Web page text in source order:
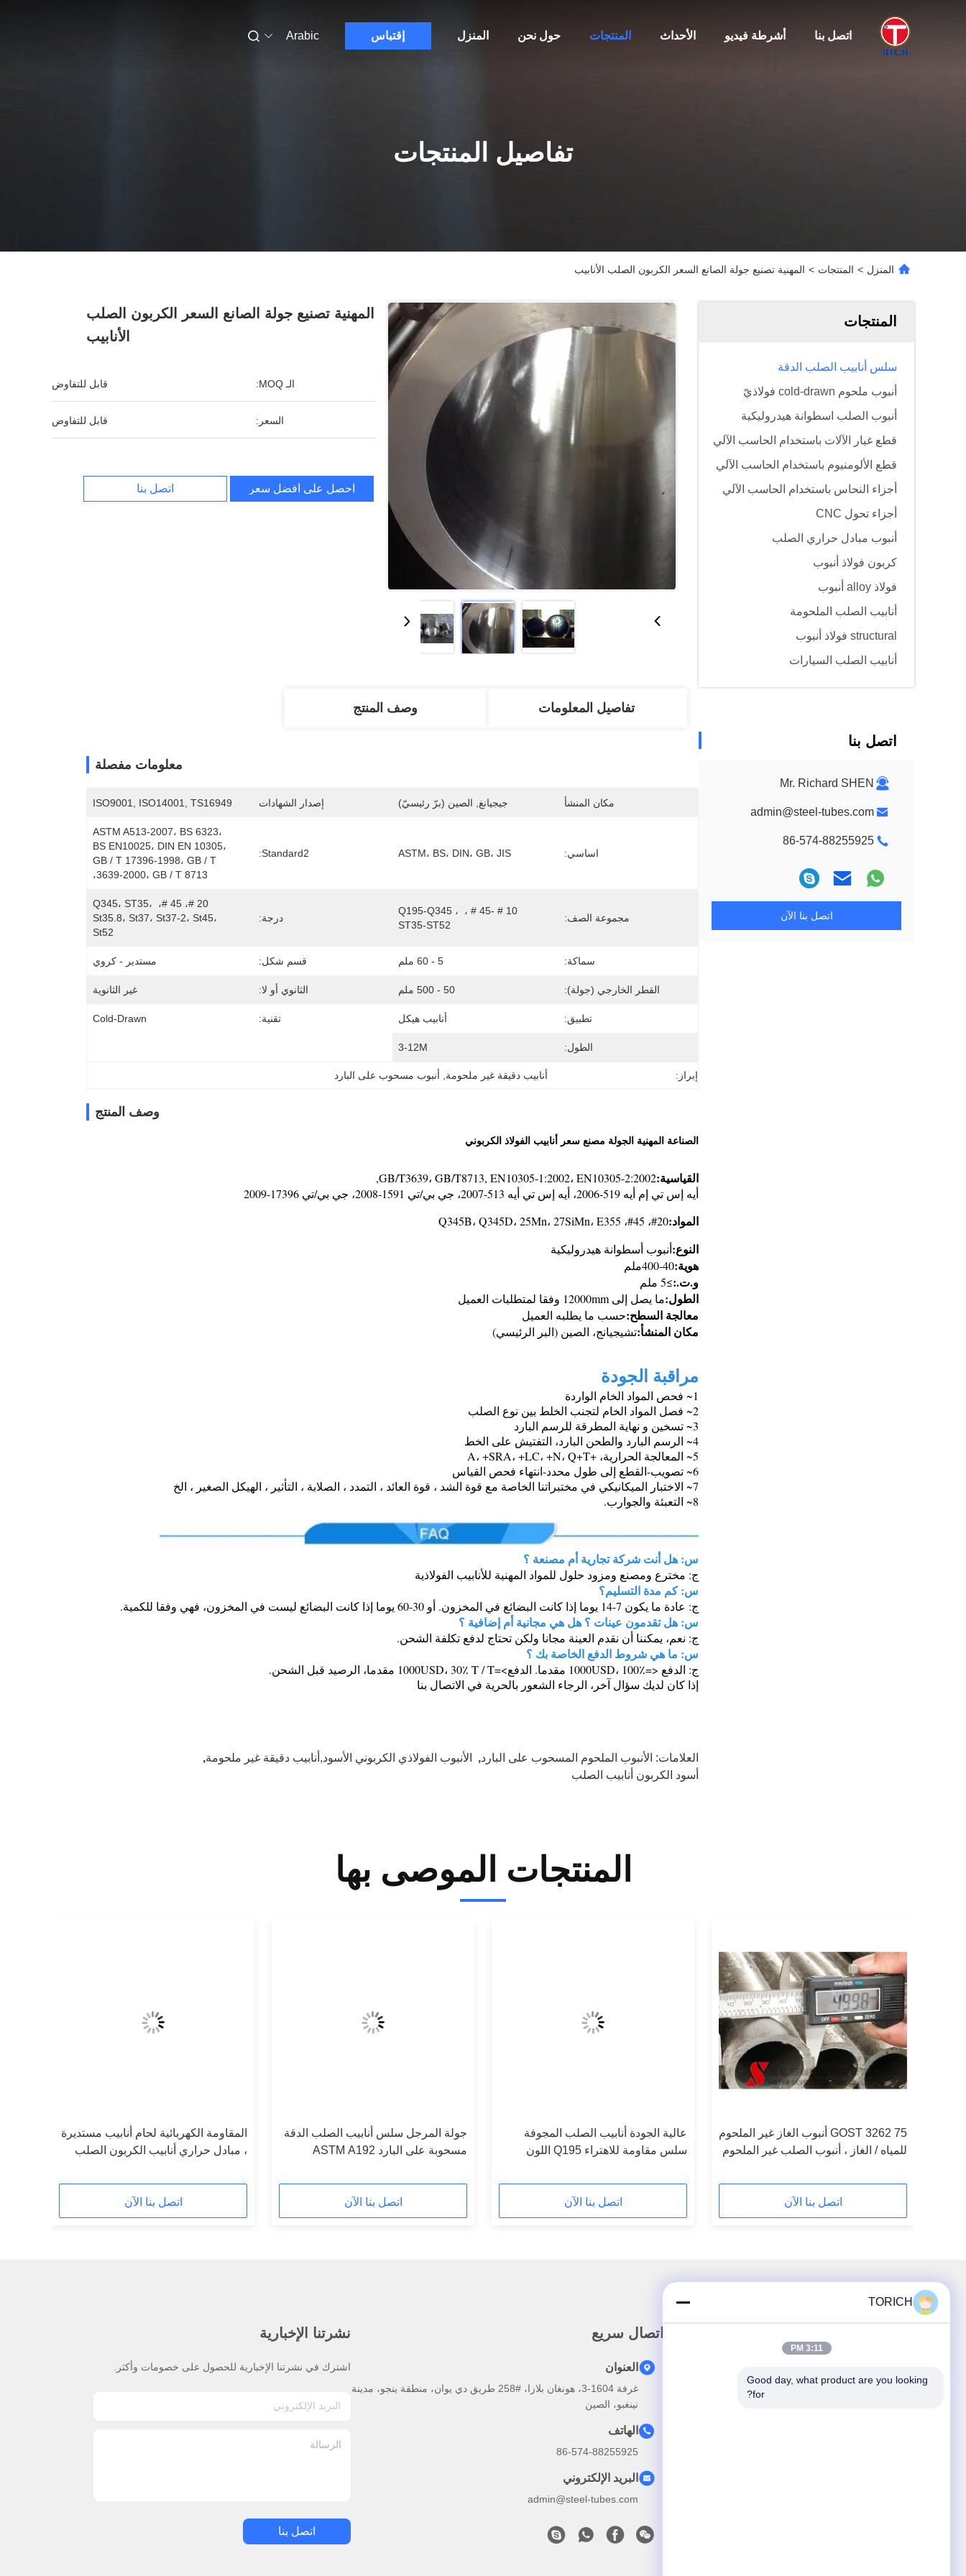
المنزل حول نحن المنتجات الأحداث أشرطة فيديو اتصل بنا إقتباس Arabic
تفاصيل المنتجات
المنزل > المنتجات > المهنية تصنيع جولة الصانع السعر الكربون الصلب الأنابيب
المنتجات
سلس أنابيب الصلب الدقة
أنبوب ملحوم cold-drawn فولاذيّ
أنبوب الصلب اسطوانة هيدروليكية
قطع غيار الآلات باستخدام الحاسب الآلي
قطع الألومنيوم باستخدام الحاسب الآلي
أجزاء النحاس باستخدام الحاسب الآلي
أجزاء تحول CNC
أنبوب مبادل حراري الصلب
كربون فولاذ أنبوب
فولاذ alloy أنبوب
أنابيب الصلب الملحومة
structural فولاذ أنبوب
أنابيب الصلب السيارات
اتصل بنا
Mr. Richard SHEN
admin@steel-tubes.com
86-574-88255925
اتصل بنا الآن
المهنية تصنيع جولة الصانع السعر الكربون الصلب
الأنابيب
الـ MOQ: قابل للتفاوض
السعر: قابل للتفاوض
احصل على أفضل سعر اتصل بنا
تفاصيل المعلومات وصف المنتج
معلومات مفصلة
مكان المنشأ جيجيانغ, الصين (برّ رئيسيّ) إصدار الشهادات ISO9001, ISO14001, TS16949
اساسي: ASTM، BS، DIN، GB، JIS Standard2:
ASTM A513-2007، BS 6323،
BS EN10025، DIN EN 10305،
GB / T 17396-1998، GB / T
3639-2000، GB / T 8713،
مجموعة الصف:
10 # -45 # ، Q195-Q345 ،
ST35-ST52
درجة:
20 #، 45 #، Q345، ST35،
St35.8، St37، St37-2، St45،
St52
سماكة: 5 - 60 ملم قسم شكل: مستدير - كروي
القطر الخارجي (جولة): 50 - 500 ملم الثانوي أو لا: غير الثانوية
تطبيق: أنابيب هيكل تقنية: Cold-Drawn
الطول: 3-12M
إبراز: أنابيب دقيقة غير ملحومة أنبوب مسحوب على البارد
وصف المنتج
الصناعة المهنية الجولة مصنع سعر أنابيب الفولاذ الكربوني
القياسية:GB/T3639، GB/T8713, EN10305-1:2002، EN10305-2:2002,
أيه إس تي إم أيه 519-2006، أيه إس تي أيه 513-2007، جي بي/تي 1591-2008، جي بي/تي 17396-2009
المواد:20#، 45#، Q345B، Q345D، 25Mn، 27SiMn، E355
النوع:أنبوب أسطوانة هيدروليكية
هوية:40-400ملم
و.ت.:≥5 ملم
الطول:ما يصل إلى 12000mm وفقا لمتطلبات العميل
معالجة السطح:حسب ما يطلبه العميل
مكان المنشأ:تشيجيانج، الصين (البر الرئيسي)
مراقبة الجودة
1~ فحص المواد الخام الواردة
2~ فصل المواد الخام لتجنب الخلط بين نوع الصلب
3~ تسخين و نهاية المطرقة للرسم البارد
4~ الرسم البارد والطحن البارد، التفتيش على الخط
5~ المعالجة الحرارية، +A، +SRA، +LC، +N، Q+T
6~ تصويب-القطع إلى طول محدد-انتهاء فحص القياس
7~ الاختبار الميكانيكي في مختبراتنا الخاصة مع قوة الشد ، قوة العائد ، التمدد ، الصلابة ، التأثير ، الهيكل الصغير ، الخ
8~ التعبئة والجوارب.
س: هل أنت شركة تجارية أم مصنعة ؟
ج: مخترع ومصنع ومزود حلول للمواد المهنية للأنابيب الفولاذية
س: كم مدة التسليم؟
ج: عادة ما يكون 7-14 يوما إذا كانت البضائع في المخزون. أو 30-60 يوما إذا كانت البضائع ليست في المخزون، فهي وفقا للكمية.
س: هل تقدمون عينات ؟ هل هي مجانية أم إضافية ؟
ج: نعم، يمكننا أن نقدم العينة مجانا ولكن تحتاج لدفع تكلفة الشحن.
س: ما هي شروط الدفع الخاصة بك ؟
ج: الدفع <=1000USD، 100٪ مقدما. الدفع>=1000USD، 30٪ T / T مقدما، الرصيد قبل الشحن.
إذا كان لديك سؤال آخر، الرجاء الشعور بالحرية في الاتصال بنا
العلامات: الأنبوب الملحوم المسحوب على البارد, الأنبوب الفولاذي الكربوني الأسود,أنابيب دقيقة غير ملحومة,
أسود الكربون أنابيب الصلب
المنتجات الموصى بها
GOST 3262 75 أنبوب الغاز غير الملحوم
للمياه / الغاز ، أنبوب الصلب غير الملحوم
اتصل بنا الآن
عالية الجودة أنابيب الصلب المجوفة
سلس مقاومة للاهتراء Q195 اللون
اتصل بنا الآن
جولة المرجل سلس أنابيب الصلب الدقة
مسحوبة على البارد ASTM A192
اتصل بنا الآن
المقاومة الكهربائية لحام أنابيب مستديرة
، مبادل حراري أنابيب الكربون الصلب
اتصل بنا الآن
اتصال سريع
العنوان
غرفة 1604-3، هونغان بلازا، #258 طريق دي يوان، منطقة ينجو، مدينة
نينغبو، الصين
الهاتف
86-574-88255925
البريد الإلكتروني
admin@steel-tubes.com
نشرتنا الإخبارية
اشترك في نشرتنا الإخبارية للحصول على خصومات وأكثر.
اتصل بنا
TORICH
3:11 PM
Good day, what product are you looking
for?